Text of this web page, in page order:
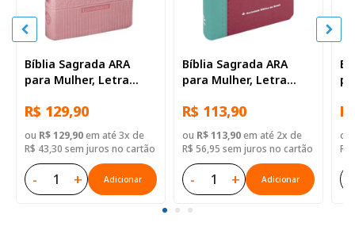
Bíblia Sagrada ARA
para Mulher, Letra
Capa Couro Sintético
Rosa Claro
R$ 129,90
ou R$ 129,90em até 3x de
R$ 43,30 sem juros no cartão
- + Adicionar
Bíblia Sagrada ARA
para Mulher, Letra
Capa Couro Sintético
Rosa Duotone
R$ 113,90
ou R$ 113,90em até 2x de
R$ 56,95 sem juros no cartão
- + Adicionar
ou
R$